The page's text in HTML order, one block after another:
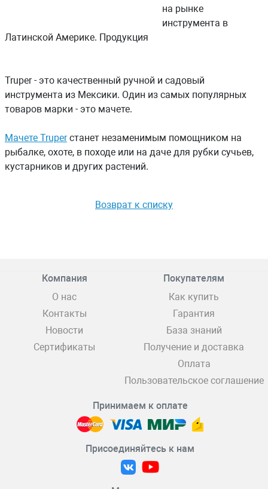
на рынке
инструмента в
Латинской Америке. Продукция
Truper - это качественный ручной и садовый
инструмента из Мексики. Один из самых популярных
товаров марки - это мачете.
Мачете Truperстанет незаменимым помощником на
рыбалке, охоте, в походе или на даче для рубки сучьев,
кустарников и других растений.
Возврат к списку
Компания
О нас
Контакты
Новости
Сертификаты
Покупателям
Как купить
Гарантия
База знаний
Получение и доставка
Оплата
Пользовательское соглашение
Принимаем к оплате
Присоединяйтесь к нам